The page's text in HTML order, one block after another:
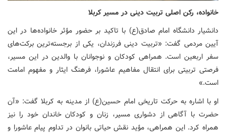
خانواده، رکن اصلی تربیت دینی در مسیر کربلا
دانشیار دانشگاه امام صادق(ع) با تاکید بر حضور مؤثر خانواده‌ها در این
آیین مردمی گفت: «تربیت دینی فرزندان، یکی از برجسته‌ترین برکت‌های
سفر اربعین است. همراهی کودکان و نوجوانان با والدین در این مسیر،
فرصتی تربیتی برای انتقال مفاهیم عاشورا، فرهنگ ایثار و مفهوم امامت
است.»
او با اشاره به حرکت تاریخی امام حسین(ع) از مدینه به کربلا گفت: «آن
حضرت با آگاهی از دشواری مسیر، زنان و کودکان خاندان خود را نیز
همراه کرد. این همراهی، مؤید نقش حیاتی بانوان در تداوم پیام عاشورا و